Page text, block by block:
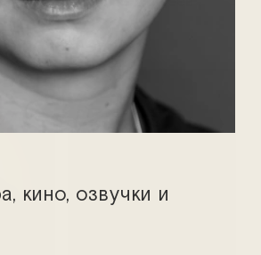
кино, озвучки и